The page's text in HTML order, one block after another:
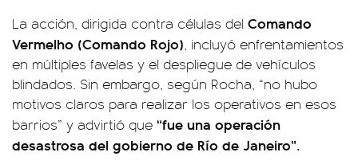
La acción, dirigida contra células del Comando
Vermelho (Comando Rojo), incluyó enfrentamientos
en múltiples favelas y el despliegue de vehículos
blindados. Sin embargo, según Rocha, “no hubo
motivos claros para realizar los operativos en esos
barrios” y advirtió que “fue una operación
desastrosa del gobierno de Río de Janeiro”.